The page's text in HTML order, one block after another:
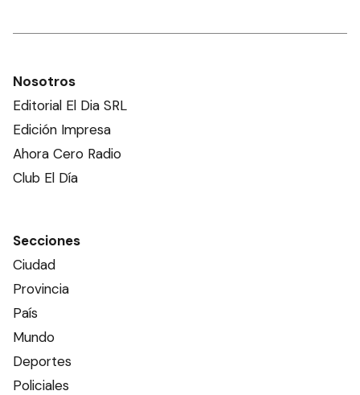
Nosotros
Editorial El Dia SRL
Edición Impresa
Ahora Cero Radio
Club El Día
Secciones
Ciudad
Provincia
País
Mundo
Deportes
Policiales